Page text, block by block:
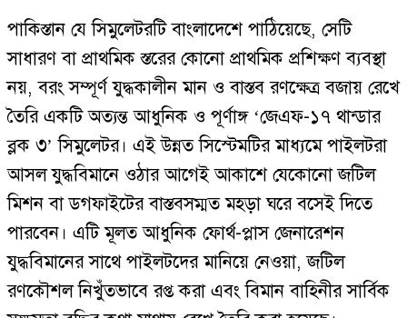
পাকিস্তান যে সিমুলেটরটি বাংলাদেশে পাঠিয়েছে, সেটি
সাধারণ বা প্রাথমিক স্তরের কোনো প্রাথমিক প্রশিক্ষণ ব্যবস্থা
নয়, বরং সম্পূর্ণ যুদ্ধকালীন মান ও বাস্তব রণক্ষেত্র বজায় রেখে
তৈরি একটি অত্যন্ত আধুনিক ও পূর্ণাঙ্গ ‘জেএফ-১৭ থান্ডার
ব্লক ৩’ সিমুলেটর। এই উন্নত সিস্টেমটির মাধ্যমে পাইলটরা
আসল যুদ্ধবিমানে ওঠার আগেই আকাশে যেকোনো জটিল
মিশন বা ডগফাইটের বাস্তবসম্মত মহড়া ঘরে বসেই দিতে
পারবেন। এটি মূলত আধুনিক ফোর্থ-প্লাস জেনারেশন
যুদ্ধবিমানের সাথে পাইলটদের মানিয়ে নেওয়া, জটিল
রণকৌশল নিখুঁতভাবে রপ্ত করা এবং বিমান বাহিনীর সার্বিক